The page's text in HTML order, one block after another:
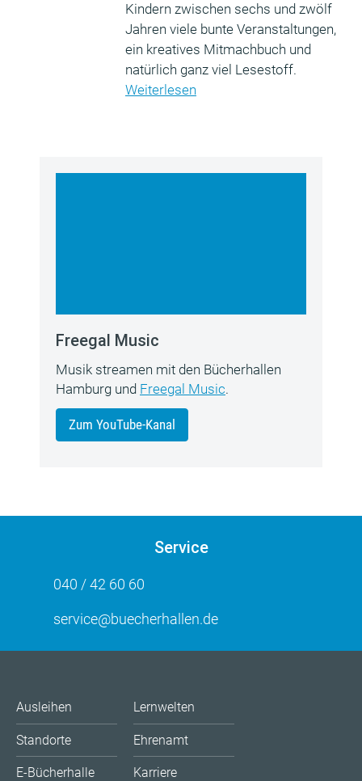
Kindern zwischen sechs und zwölf
Jahren viele bunte Veranstaltungen,
ein kreatives Mitmachbuch und
natürlich ganz viel Lesestoff.
Weiterlesen
Freegal Music
Musik streamen mit den Bücherhallen
Hamburg und Freegal Music.
Zum YouTube-Kanal
Service
040 / 42 60 60
service@buecherhallen.de
Ausleihen
Standorte
E-Bücherhalle
Lernwelten
Ehrenamt
Karriere